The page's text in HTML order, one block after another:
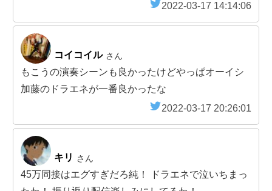
2022-03-17 14:14:06
コイコイル さん
もこうの演奏シーンも良かったけどやっぱオーイシ
加藤のドラエネが一番良かったな
2022-03-17 20:26:01
キリ さん
45万同接はエグすぎだろ純！ ドラエネで泣いちまっ